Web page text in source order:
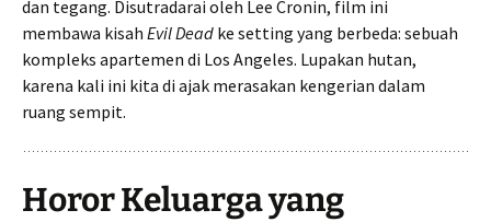
dan tegang. Disutradarai oleh Lee Cronin, film ini
membawa kisah Evil Dead ke setting yang berbeda: sebuah
kompleks apartemen di Los Angeles. Lupakan hutan,
karena kali ini kita di ajak merasakan kengerian dalam
ruang sempit.
Horor Keluarga yang